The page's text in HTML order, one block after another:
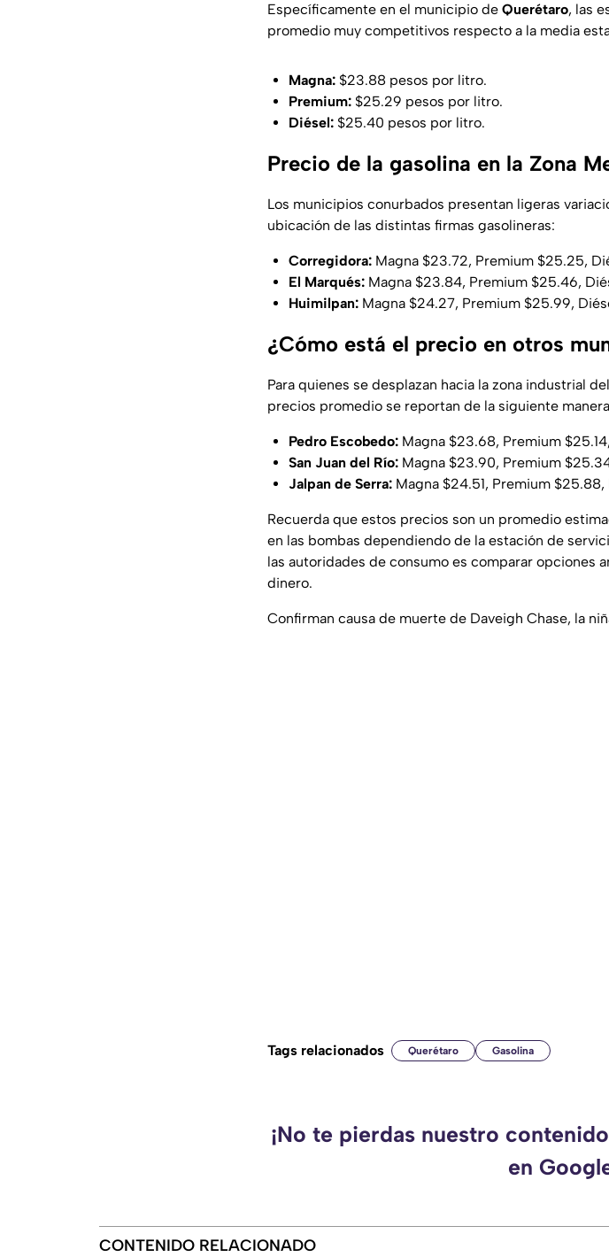
Específicamente en el municipio de Querétaro, las
promedio muy competitivos respecto a la media
Magna: $23.88 pesos por litro.
Premium: $25.29 pesos por litro.
Diésel: $25.40 pesos por litro.
Precio de la gasolina en la Zona
Los municipios conurbados presentan ligeras
ubicación de las distintas firmas gasolineras:
Corregidora: Magna $23.72, Premium $25.25,
El Marqués: Magna $23.84, Premium $25.46,
Huimilpan: Magna $24.27, Premium $25.99,
¿Cómo está el precio en otros
Para quienes se desplazan hacia la zona industrial
precios promedio se reportan de la siguiente
Pedro Escobedo: Magna $23.68, Premium
San Juan del Río: Magna $23.90, Premium
Jalpan de Serra: Magna $24.51, Premium
Recuerda que estos precios son un promedio
en las bombas dependiendo de la estación de
las autoridades de consumo es comparar opciones
dinero.
Confirman causa de muerte de Daveigh Chase, la
Tags relacionados Querétaro Gasolina
¡No te pierdas nuestro
en
CONTENIDO RELACIONADO